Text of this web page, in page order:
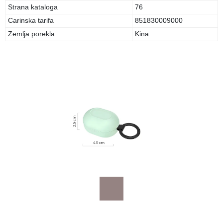
Strana kataloga
76
Carinska tarifa
851830009000
Zemlja porekla
Kina